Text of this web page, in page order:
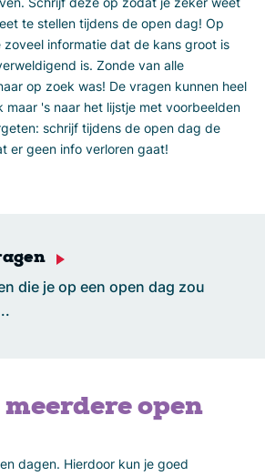
te stellen tijdens de open dag! Op
informatie dat de kans groot is
is. Zonde van alle
op zoek was! De vragen kunnen heel
maar 's naar het lijstje met voorbeelden
schrijf tijdens de open dag de
er geen info verloren gaat!
die je op een open dag zou
meerdere open
dagen. Hierdoor kun je goed